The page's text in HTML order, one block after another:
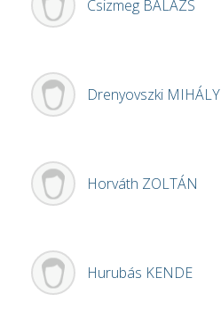
Csizmeg BALÁZS
Drenyovszki MIHÁLY
Horváth ZOLTÁN
Hurubás KENDE